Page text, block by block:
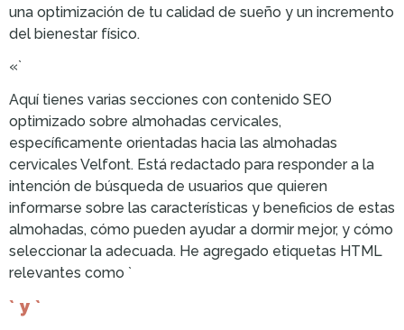
una optimización de tu calidad de sueño y un incremento
del bienestar físico.
«`
Aquí tienes varias secciones con contenido SEO
optimizado sobre almohadas cervicales,
específicamente orientadas hacia las almohadas
cervicales Velfont. Está redactado para responder a la
intención de búsqueda de usuarios que quieren
informarse sobre las características y beneficios de estas
almohadas, cómo pueden ayudar a dormir mejor, y cómo
seleccionar la adecuada. He agregado etiquetas HTML
relevantes como `
` y `